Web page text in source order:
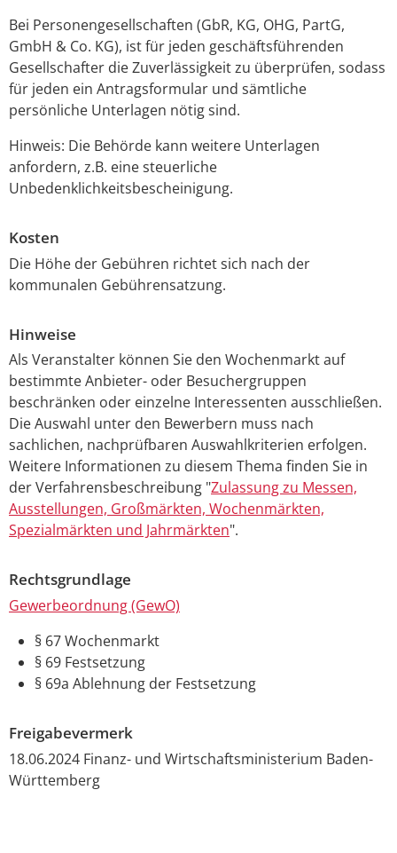
Bei Personengesellschaften (GbR, KG, OHG, PartG,
GmbH & Co. KG), ist für jeden geschäftsführenden
Gesellschafter die Zuverlässigkeit zu überprüfen, sodass
für jeden ein Antragsformular und sämtliche
persönliche Unterlagen nötig sind.
Hinweis: Die Behörde kann weitere Unterlagen
anfordern, z.B. eine steuerliche
Unbedenklichkeitsbescheinigung.
Kosten
Die Höhe der Gebühren richtet sich nach der
kommunalen Gebührensatzung.
Hinweise
Als Veranstalter können Sie den Wochenmarkt auf
bestimmte Anbieter- oder Besuchergruppen
beschränken oder einzelne Interessenten ausschließen.
Die Auswahl unter den Bewerbern muss nach
sachlichen, nachprüfbaren Auswahlkriterien erfolgen.
Weitere Informationen zu diesem Thema finden Sie in
der Verfahrensbeschreibung "Zulassung zu Messen,
Ausstellungen, Großmärkten, Wochenmärkten,
Spezialmärkten und Jahrmärkten".
Rechtsgrundlage
Gewerbeordnung (GewO)
§ 67 Wochenmarkt
§ 69 Festsetzung
§ 69a Ablehnung der Festsetzung
Freigabevermerk
18.06.2024 Finanz- und Wirtschaftsministerium Baden-
Württemberg